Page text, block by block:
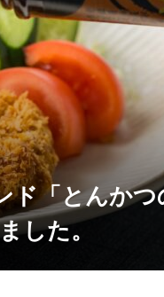
ド「とんかつ
した。